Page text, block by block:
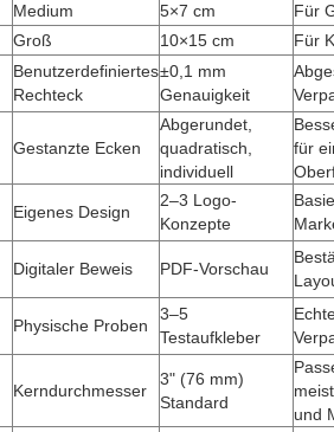
Medium 5×7 cm
Für
Groß
10×15 cm
Für
Benutzerdefiniertes
Rechteck
±0,1 mm
Genauigkeit
Gestanzte Ecken
Abgerundet,
quadratisch,
individuell
für
Eigenes Design
2–3 Logo-
Konzepte
Digitaler Beweis PDF-Vorschau
Physische Proben
3–5
Testaufkleber
Kerndurchmesser
3" (76 mm)
Standard
und